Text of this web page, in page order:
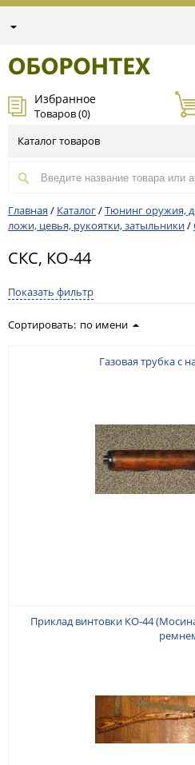
Избранное
Товаров (0)
Каталог товаров
Главная / Каталог/Тюнинг оружия,
ложи, цевья, рукоятки, затыльники/
СКС, КО-44
Показать фильтр
Сортировать: по имени
Газовая трубка с
Приклад винтовки КО-44